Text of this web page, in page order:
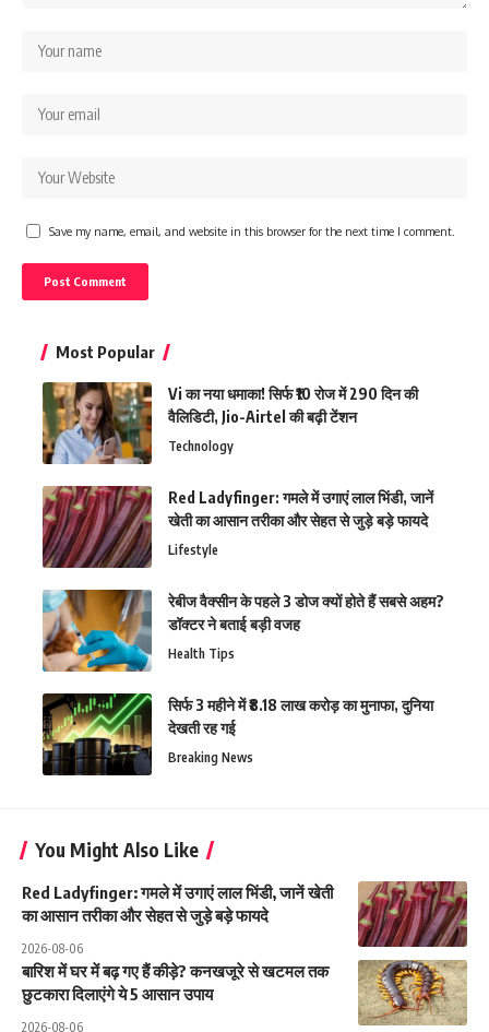
Save my name, email, and website in this browser for the next time I comment.
Most Popular
Vi का नया धमाका! सिर्फ ₹10 रोज में 290 दिन की
वैलिडिटी, Jio-Airtel की बढ़ी टेंशन
Technology
Red Ladyfinger: गमले में उगाएं लाल भिंडी, जानें
खेती का आसान तरीका और सेहत से जुड़े बड़े फायदे
Lifestyle
रेबीज वैक्सीन के पहले 3 डोज क्यों होते हैं सबसे अहम?
डॉक्टर ने बताई बड़ी वजह
Health Tips
सिर्फ 3 महीने में ₹8.18 लाख करोड़ का मुनाफा, दुनिया
देखती रह गई
Breaking News
You Might Also Like
Red Ladyfinger: गमले में उगाएं लाल भिंडी, जानें खेती
का आसान तरीका और सेहत से जुड़े बड़े फायदे
2026-08-06
बारिश में घर में बढ़ गए हैं कीड़े? कनखजूरे से खटमल तक
छुटकारा दिलाएंगे ये 5 आसान उपाय
2026-08-06